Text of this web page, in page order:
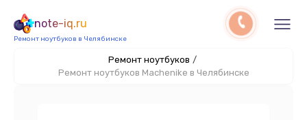
note-iq.ru
Ремонт ноутбуков в Челябинске
Ремонт ноутбуков /
Ремонт ноутбуков Machenike в Челябинске